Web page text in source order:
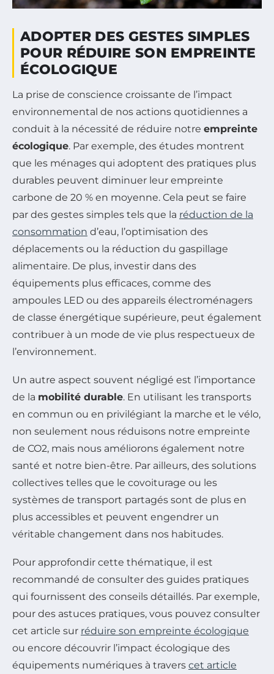
ADOPTER DES GESTES SIMPLES
POUR RÉDUIRE SON EMPREINTE
ÉCOLOGIQUE
La prise de conscience croissante de l’impact
environnemental de nos actions quotidiennes a
conduit à la nécessité de réduire notre empreinte
écologique. Par exemple, des études montrent
que les ménages qui adoptent des pratiques plus
durables peuvent diminuer leur empreinte
carbone de 20 % en moyenne. Cela peut se faire
par des gestes simples tels que la réduction de la
consommation d’eau, l’optimisation des
déplacements ou la réduction du gaspillage
alimentaire. De plus, investir dans des
équipements plus efficaces, comme des
ampoules LED ou des appareils électroménagers
de classe énergétique supérieure, peut également
contribuer à un mode de vie plus respectueux de
l’environnement.
Un autre aspect souvent négligé est l’importance
de la mobilité durable. En utilisant les transports
en commun ou en privilégiant la marche et le vélo,
non seulement nous réduisons notre empreinte
de CO2, mais nous améliorons également notre
santé et notre bien-être. Par ailleurs, des solutions
collectives telles que le covoiturage ou les
systèmes de transport partagés sont de plus en
plus accessibles et peuvent engendrer un
véritable changement dans nos habitudes.
Pour approfondir cette thématique, il est
recommandé de consulter des guides pratiques
qui fournissent des conseils détaillés. Par exemple,
pour des astuces pratiques, vous pouvez consulter
cet article sur réduire son empreinte écologique
ou encore découvrir l’impact écologique des
équipements numériques à travers cet article